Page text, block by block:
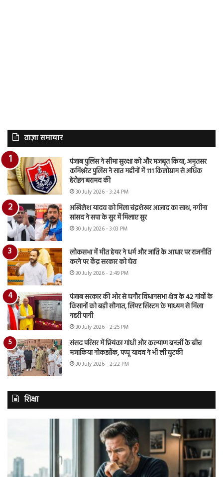
ताज़ा समाचार
पंजाब पुलिस ने सीमा सुरक्षा को और मजबूत किया, अमृतसर
कमिश्नरेट पुलिस ने सात महीनों में 111 किलोग्राम से अधिक
हेरोइन बरामद की
30 July 2026 - 3:24 PM
अखिलेश यादव को मिला चंद्रशेखर आजाद का साथ, नगीना
सांसद ने सपा के सुर में मिलाए सुर
30 July 2026 - 3:03 PM
लोकसभा में मीत हेयर ने धर्म और जाति के आधार पर राजनीति
करने पर केंद्र सरकार को घेरा
30 July 2026 - 2:49 PM
पंजाब सरकार की ओर से घनौर विधानसभा क्षेत्र के 42 गांवों के
किसानों को बड़ी सौगात, लिफ्ट सिस्टम के माध्यम से मिला
नहरी पानी
30 July 2026 - 2:25 PM
संसद परिसर में प्रियंका गांधी और कल्याण बनर्जी के बीच
मजाकिया नोकझोंक, पप्पू यादव ने भी ली चुटकी
30 July 2026 - 2:22 PM
शिक्षा